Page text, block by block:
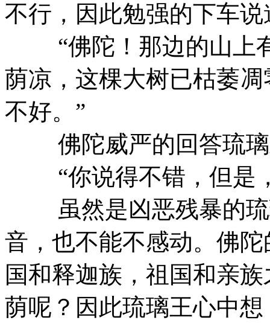
不行，因此勉强的下车说
“佛陀！那边的山上有
荫凉，这棵大树已枯萎
不好。”
佛陀威严的回答琉璃
“你说得不错，但是，
虽然是凶恶残暴的琉
音，也不能不感动。佛
国和释迦族，祖国和亲
荫呢？因此琉璃王心中